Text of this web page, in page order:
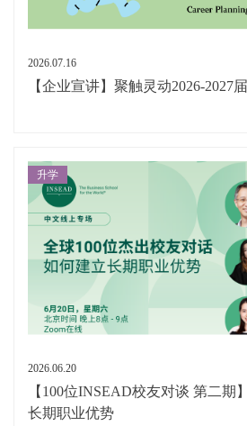
2026.07.16
【企业宣讲】聚触灵动2026-2027
升学
2026.06.20
【100位INSEAD校友对谈 第二期
长期职业优势